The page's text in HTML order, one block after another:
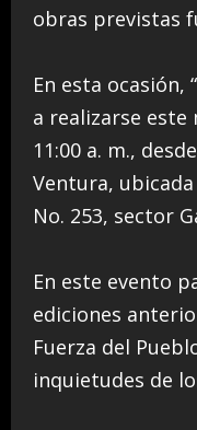
obras previstas
En esta ocasión,
a realizarse este
11:00 a. m.,
Ventura,
No. 253, sector
En este evento
ediciones
Fuerza del
inquietudes de